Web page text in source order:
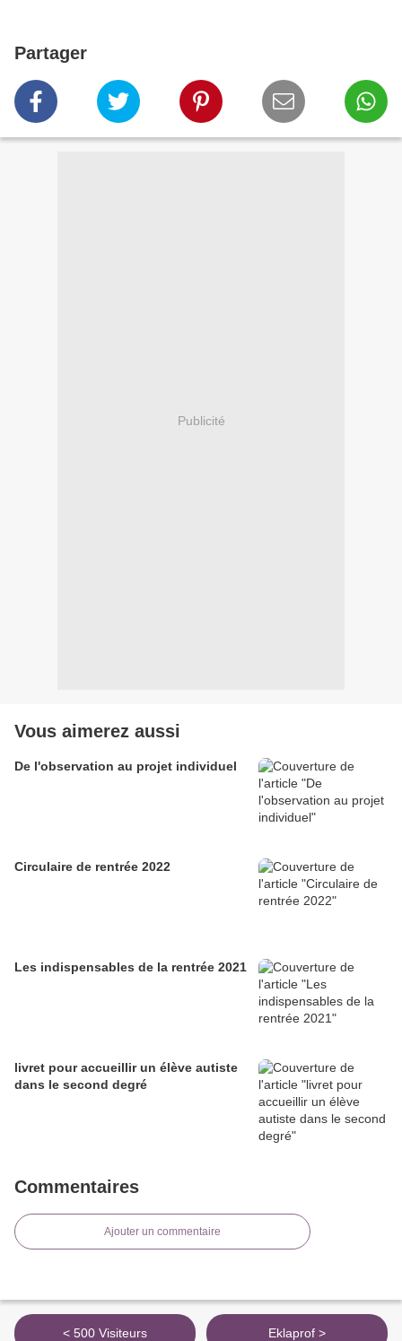
Partager
Publicité
Vous aimerez aussi
De l'observation au projet individuel
Circulaire de rentrée 2022
Les indispensables de la rentrée 2021
livret pour accueillir un élève autiste
dans le second degré
Commentaires
Ajouter un commentaire
< 500 Visiteurs Eklaprof >